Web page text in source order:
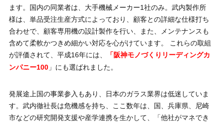
ます。国内の同業者は、大手機械メーカー1社のみ。武内製作所
様は、単品受注生産方式によっており、顧客との詳細な仕様打ち
合わせで、顧客専用機の設計製作を行い、また、メンテナンスも
含めて柔軟かつきめ細かい対応を心がけています。 これらの取組
が評価されて、平成16年には、
「阪神モノづくりリーディングカ
ンパニー100」にも選ばれました。
発展途上国の事業参入もあり、日本のガラス業界は低迷していま
す。武内徹社長は危機感を持ち、ここ数年は、国、兵庫県、尼崎
市などの研究開発支援や産学連携を生かして、「他社がマネでき